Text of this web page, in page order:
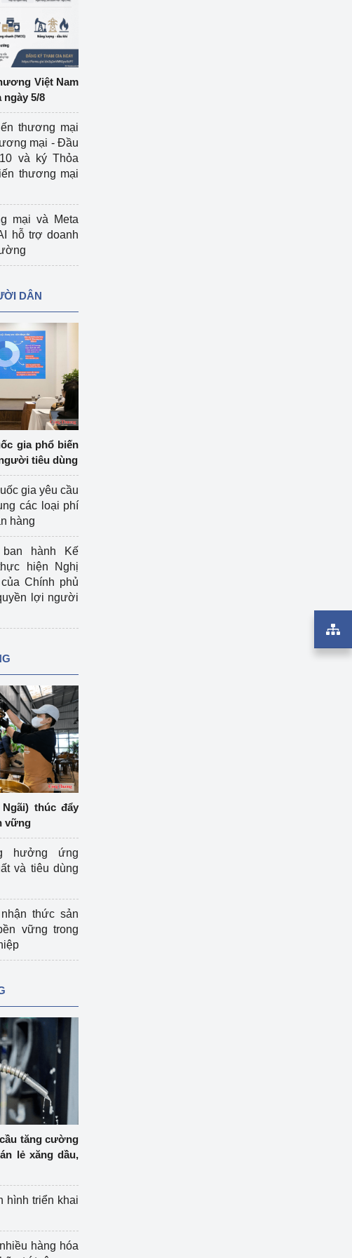
Việt Nam
ngày 5/8
thương mại
mại - Đầu
và ký Thỏa
thương mại
mại và Meta
hỗ trợ doanh
DÂN
gia phổ biến
tiêu dùng
gia yêu cầu
các loại phí
hàng
hành Kế
hiện Nghị
Chính phủ
lợi người
thúc đẩy
vững
hưởng ứng
và tiêu dùng
thức sản
vững trong
tăng cường
lẻ xăng dầu,
hình triển khai
hàng hóa